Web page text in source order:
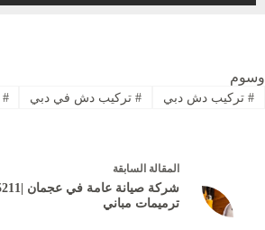
وسوم
#تركيب دش دبي #تركيب دش في دبي #
المقالة السابقة
ترميمات مباني